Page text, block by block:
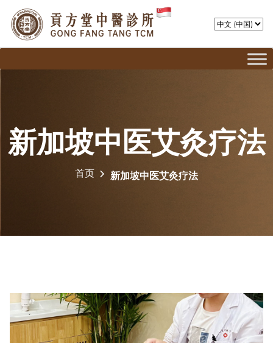
新加坡中医艾灸疗法
首页 新加坡中医艾灸疗法